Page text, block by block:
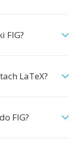
FIG?
LaTeX?
FIG?